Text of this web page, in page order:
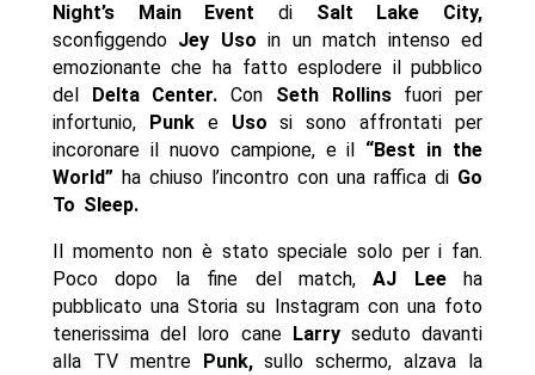
Night’s Main Event di Salt Lake City,
sconfiggendo Jey Uso in un match intenso ed
emozionante che ha fatto esplodere il pubblico
del
Delta Center. Con Seth Rollinsfuori per
infortunio,
Punke Uso si sono affrontati per
incoronare il nuovo campione, e il “Best in the
World” ha chiuso l’incontro con una raffica di Go
To Sleep.
Il momento non è stato speciale solo per i fan.
Poco dopo la fine del match,AJ Leeha
pubblicato una Storia su Instagram con una foto
tenerissima del loro cane
Larryseduto davanti
alla TV mentre
Punk,sullo schermo, alzava la